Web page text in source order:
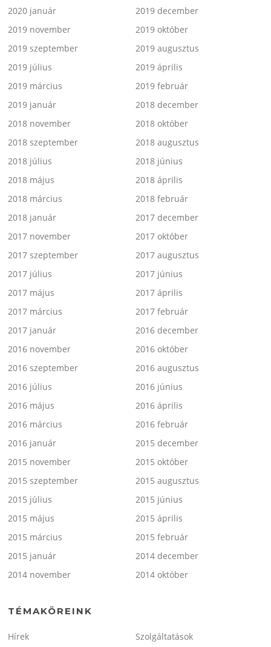
2020 január
2019 december
2019 november
2019 október
2019 szeptember
2019 augusztus
2019 július
2019 április
2019 március
2019 február
2019 január
2018 december
2018 november
2018 október
2018 szeptember
2018 augusztus
2018 július
2018 június
2018 május
2018 április
2018 március
2018 február
2018 január
2017 december
2017 november
2017 október
2017 szeptember
2017 augusztus
2017 július
2017 június
2017 május
2017 április
2017 március
2017 február
2017 január
2016 december
2016 november
2016 október
2016 szeptember
2016 augusztus
2016 július
2016 június
2016 május
2016 április
2016 március
2016 február
2016 január
2015 december
2015 november
2015 október
2015 szeptember
2015 augusztus
2015 július
2015 június
2015 május
2015 április
2015 március
2015 február
2015 január
2014 december
2014 november
2014 október
TÉMAKÖREINK
Hírek Szolgáltatások